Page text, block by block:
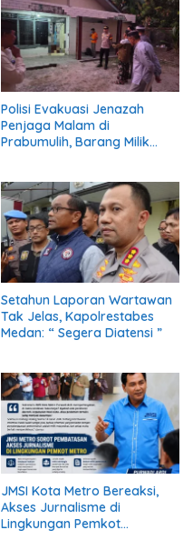
Polisi Evakuasi Jenazah
Penjaga Malam di
Prabumulih, Barang Milik
Setahun Laporan Wartawan
Tak Jelas, Kapolrestabes
Medan: “ Segera Diatensi ”
JMSI Kota Metro Bereaksi,
Akses Jurnalisme di
Lingkungan Pemkot